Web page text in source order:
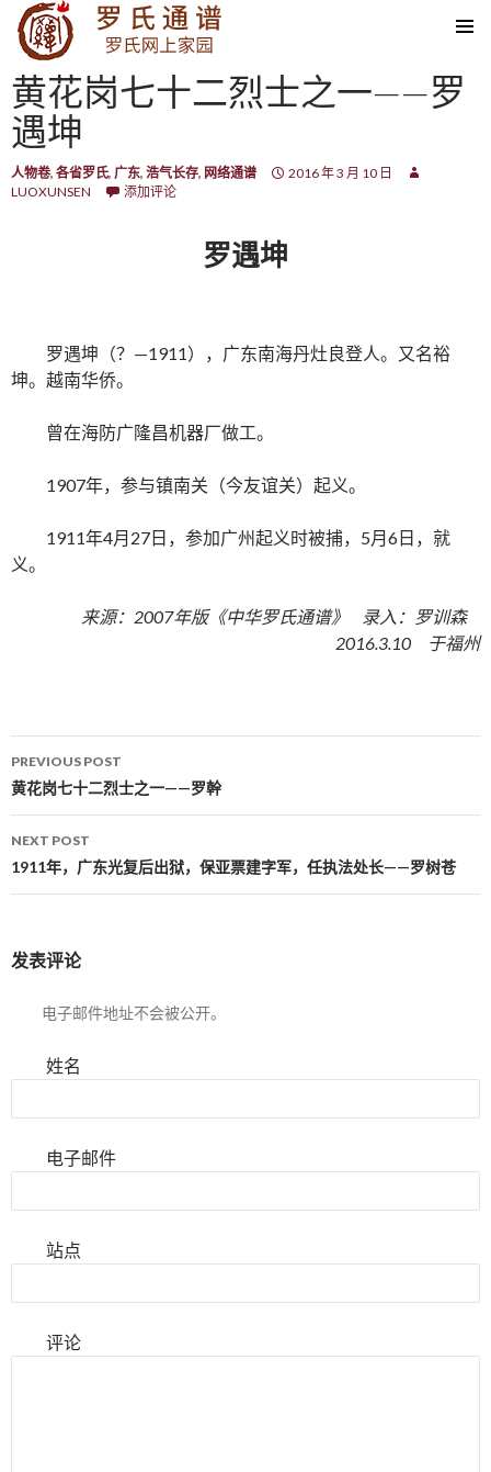
SKIP TO CONTENT
黄花岗七十二烈士之一——罗
遇坤
人物卷, 各省罗氏, 广东, 浩气长存, 网络通谱
2016 年 3 月 10 日
LUOXUNSEN
添加评论
罗遇坤
罗遇坤（？—1911），广东南海丹灶良登人。又名裕
坤。越南华侨。
曾在海防广隆昌机器厂做工。
1907年，参与镇南关（今友谊关）起义。
1911年4月27日，参加广州起义时被捕，5月6日，就
义。
来源：2007年版《中华罗氏通谱》 录入：罗训森
2016.3.10 于福州
Post navigation
PREVIOUS POST
黄花岗七十二烈士之一——罗幹
NEXT POST
1911年，广东光复后出狱，保亚票建字军，任执法处长——罗树苍
发表评论
电子邮件地址不会被公开。
姓名
电子邮件
站点
评论